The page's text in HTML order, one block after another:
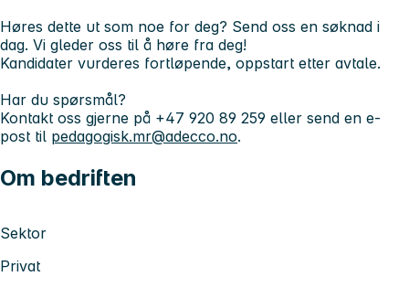
Høres dette ut som noe for deg? Send oss en søknad i
dag. Vi gleder oss til å høre fra deg!
Kandidater vurderes fortløpende, oppstart etter avtale.
Har du spørsmål?
Kontakt oss gjerne på +47 920 89 259 eller send en e-
post til pedagogisk.mr@adecco.no.
Om bedriften
Sektor
Privat